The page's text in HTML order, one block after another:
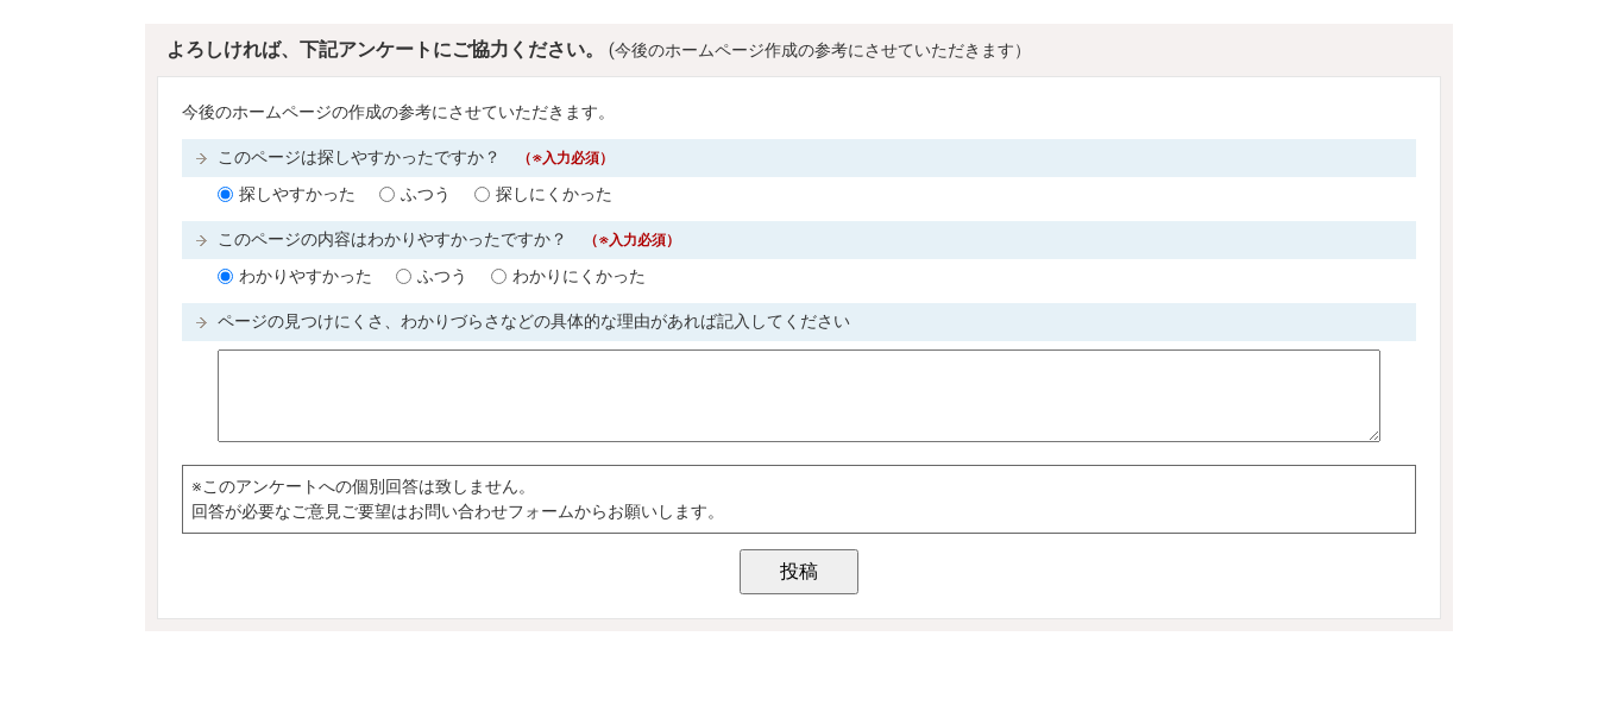
よろしければ、下記アンケートにご協力ください。 (今後のホームページ作成の参考にさせていただきます）
今後のホームページの作成の参考にさせていただきます。
このページは探しやすかったですか？ （※入力必須）
探しやすかった ふつう 探しにくかった
このページの内容はわかりやすかったですか？ （※入力必須）
わかりやすかった ふつう わかりにくかった
ページの見つけにくさ、わかりづらさなどの具体的な理由があれば記入してください
※このアンケートへの個別回答は致しません。
回答が必要なご意見ご要望はお問い合わせフォームからお願いします。